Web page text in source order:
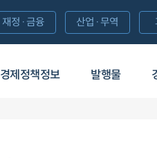
경제정책정보 발행물
재정·금융 산업·무역